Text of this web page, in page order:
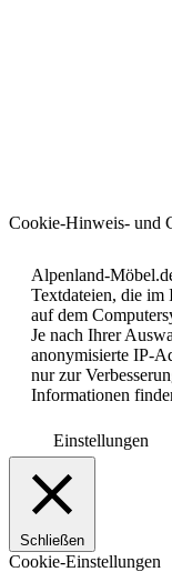
Cookie-Hinweis- und
Alpenland-
Textdateien, die im
auf dem
Je nach Ihrer
anonymisierte IP-
nur zur
Informationen
Einstellungen
Schließen
Cookie-Einstellungen